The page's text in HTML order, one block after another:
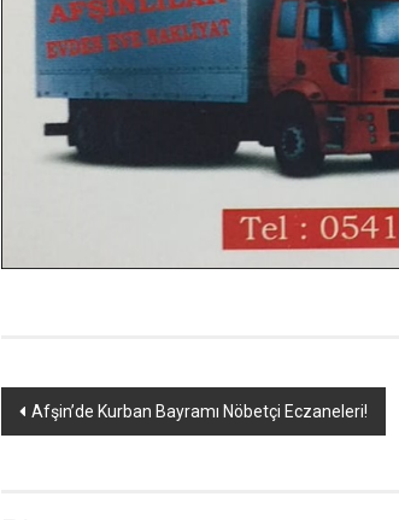
Yazı
Afşin’de Kurban Bayramı Nöbetçi Eczaneleri!